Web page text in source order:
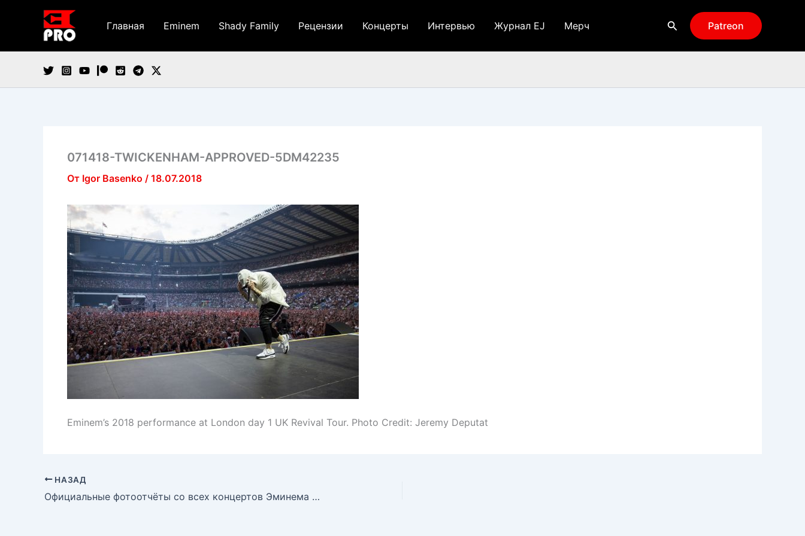
содержимому
Главная Eminem Shady Family Рецензии Концерты Интервью Журнал EJ Мерч Поиск Patreon
071418-TWICKENHAM-APPROVED-5DM42235
От Igor Basenko / 18.07.2018
Eminem’s 2018 performance at London day 1 UK Revival Tour. Photo Credit: Jeremy Deputat
НАЗАД
Официальные фотоотчёты со всех концертов Эминема в рамках Revival Tour по Европе